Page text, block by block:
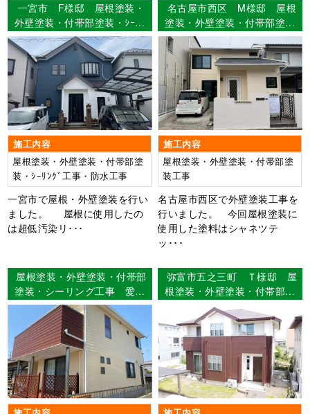
一宮市 F様邸 屋根塗装・
外壁塗装・付帯部塗装・ｼｰﾘﾝ
ｸﾞ工事・防水工事 【使用塗
料】屋根：ｽｰﾊﾟｰｾﾗﾝｿﾌｨｱ 外
壁：グランデ有機HRC
施工内容
屋根塗装・外壁塗装・付帯部塗
装・ｼｰﾘﾝｸﾞ工事・防水工事
一宮市で屋根・外壁塗装を行い
ました。 屋根に使用したの
は超低汚染リ･･･
名古屋市西区 M様邸 屋根
塗装・外壁塗装・付帯部塗装
工事 【使用塗料】屋根：シ
ャネツテックSi-JY 外壁：
スーパーラジカルシリコン
GH
施工内容
屋根塗装・外壁塗装・付帯部塗
装工事
名古屋市西区で外壁塗装工事を
行いました。 今回屋根塗装に
使用した塗料はシャネツテ
ッ･･･
屋根塗装・外壁塗装・付帯部
塗装・シーリング工事 愛知
県江南市 Ⅰ様邸
弥富市五之三町 Ｔ様邸 屋
根塗装・外壁塗装・付帯部塗
装・シーリング工事・バルコ
ニー防水工事 【使用塗料】
屋根：ウルトラSi 外壁：ウ